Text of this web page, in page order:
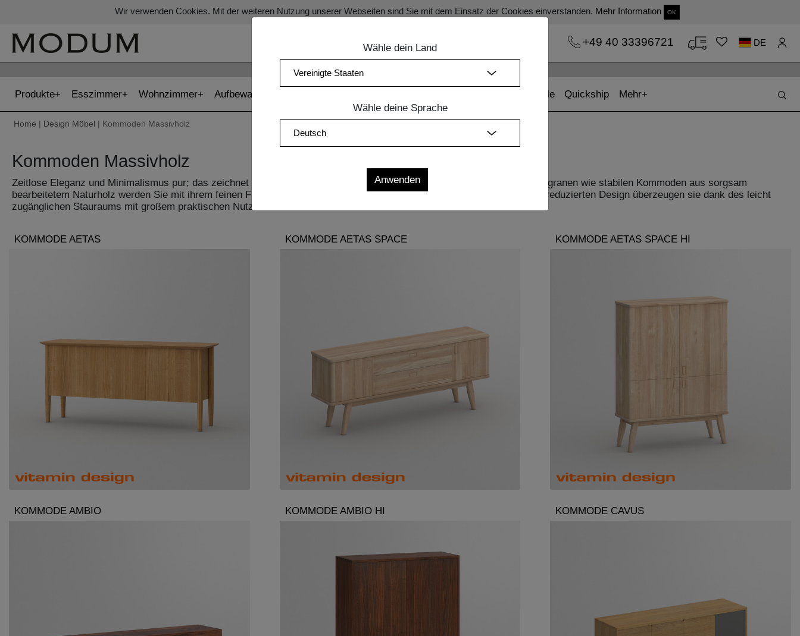
Wir verwenden Cookies. Mit der weiteren Nutzung unserer Webseiten sind Sie mit dem Einsatz der Cookies einverstanden. Mehr Information OK
+49 40 33396721 DE
SECRET SALE Registration für exklusive Vorteile!
Produkte Esszimmer Wohnzimmer Aufbewahrung Sale(current)
Quickship(current)
Mehr
Home | Design Möbel | Kommoden Massivholz
Kommoden Massivholz
Zeitlose Eleganz und Minimalismus pur; das zeichnet die edlen Massivholz-Kommoden von MODUM aus. Die ebenso filigranen wie stabilen Kommoden aus sorgsam
bearbeitetem Naturholz werden Sie mit ihrem feinen Finish und höchster Qualität in den Bann ziehen, denn neben ihrem reduzierten Design überzeugen sie dank des leicht
zugänglichen Stauraums mit großem praktischen Nutzen. Aber sehen Sie einfach selbst.
KOMMODE AETAS KOMMODE AETAS SPACE KOMMODE AETAS SPACE HI
KOMMODE AMBIO KOMMODE AMBIO HI KOMMODE CAVUS
Wähle dein Land
Wähle deine Sprache